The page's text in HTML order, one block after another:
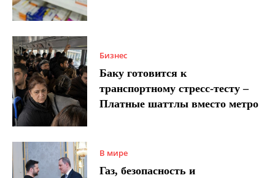
Бизнес
Баку готовится к
транспортному стресс-тесту –
Платные шаттлы вместо метро
В мире
Газ, безопасность и